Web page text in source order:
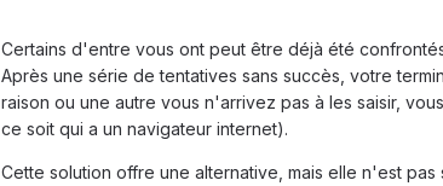
Certains d'entre vous ont peut être déjà été
Après une série de tentatives sans succès, votre
raison ou une autre vous n'arrivez pas à les saisir,
ce soit qui a un navigateur internet).
Cette solution offre une alternative, mais elle n'est pas